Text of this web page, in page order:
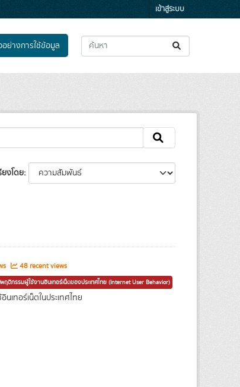
เข้าสู่ระบบ
ย่างการใช้ข้อมูล
ยงโดย
48 recent views
ฤติกรรมผู้ใช้งานอินเทอร์เน็ตของประเทศไทย (Internet User Behavior)
เทอร์เน็ตในประเทศไทย